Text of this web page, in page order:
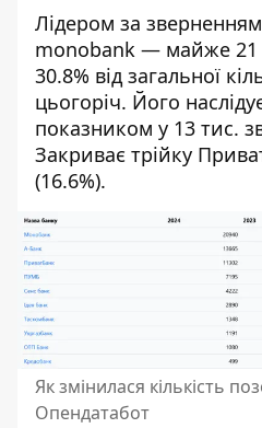
Лідером за
monobank — майже 21
30.8% від загальної
цьогоріч. Його
показником у 13 тис.
Закриває трійку
(16.6%).
Як змінилася кількість
Опендатабот